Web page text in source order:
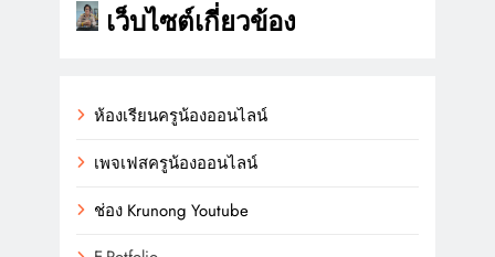
เว็บไซต์เกี่ยวข้อง
ห้องเรียนครูน้องออนไลน์
เพจเฟสครูน้องออนไลน์
ช่อง Krunong Youtube